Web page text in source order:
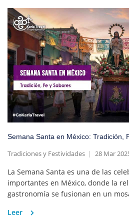
Semana Santa en México: Tradición,
Tradiciones y Festividades 28 Mar
La Semana Santa es una de las
importantes en México, donde la
gastronomía se fusionan en un
Leer